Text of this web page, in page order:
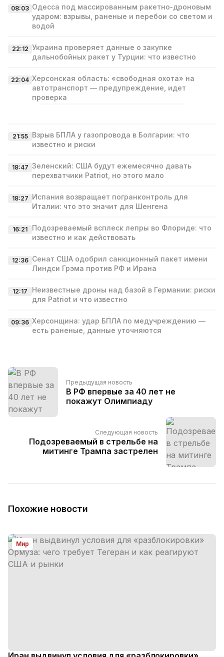
08:03 Одесса под массированным ракетно‑дроновым
ударом: взрывы, раненые и перебои со светом и
водой
22:12 Украина проверяет данные о закупке
дальнобойных ракет у Турции: что известно
22:04 Херсонская область: «свободная охота» на
автотранспорт — предупреждение, идет
проверка
21:55
Взрыв БПЛА у газопровода в Болгарии: что
известно и риски
18:47 Зеленский: США будут ежемесячно давать
перехватчики Patriot, но этого мало
18:27 Испания возвращает погранконтроль для
Италии: что это значит для Шенгена
16:21
Подозреваемый всплеск лепры во Флориде: что
известно и как действовать
12:36 Сенат США одобрил санкционный пакет имени
Линдси Грэма против РФ и Ирана
12:17
Неизвестные дроны над базой в Германии: риски
для Patriot и что известно
09:36 Херсонщина: удар БПЛА по медучреждению —
есть раненые, данные уточняются
Предыдущая новость
В РФ впервые за 40 лет не
покажут Олимпиаду
Следующая новость
Подозреваемый в стрельбе на
митинге Трампа застрелен
Похожие новости
Мир